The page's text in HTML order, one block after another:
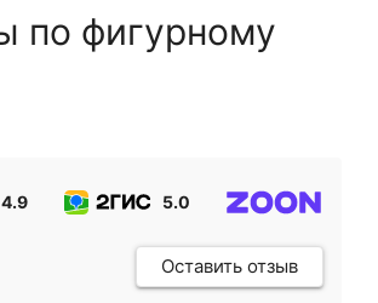
по фигурному
4.9 5.0
Оставить отзыв